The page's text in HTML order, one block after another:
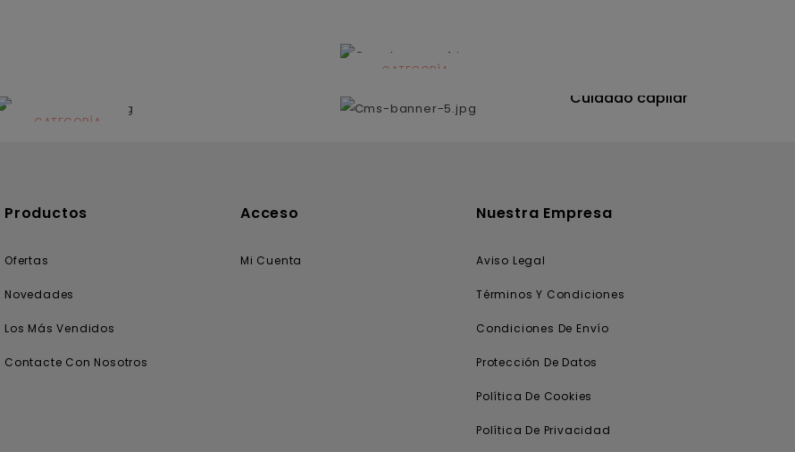
CATEGORÍA
CATEGORÍA
Cuidado capilar
Productos
Ofertas
Novedades
Los Más Vendidos
Contacte Con Nosotros
Acceso
Mi Cuenta
Nuestra Empresa
Aviso Legal
Términos Y Condiciones
Condiciones De Envío
Protección De Datos
Política De Cookies
Política De Privacidad